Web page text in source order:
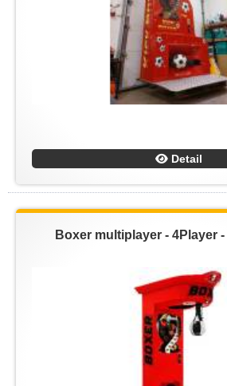
Detail
Boxer multiplayer - 4Player